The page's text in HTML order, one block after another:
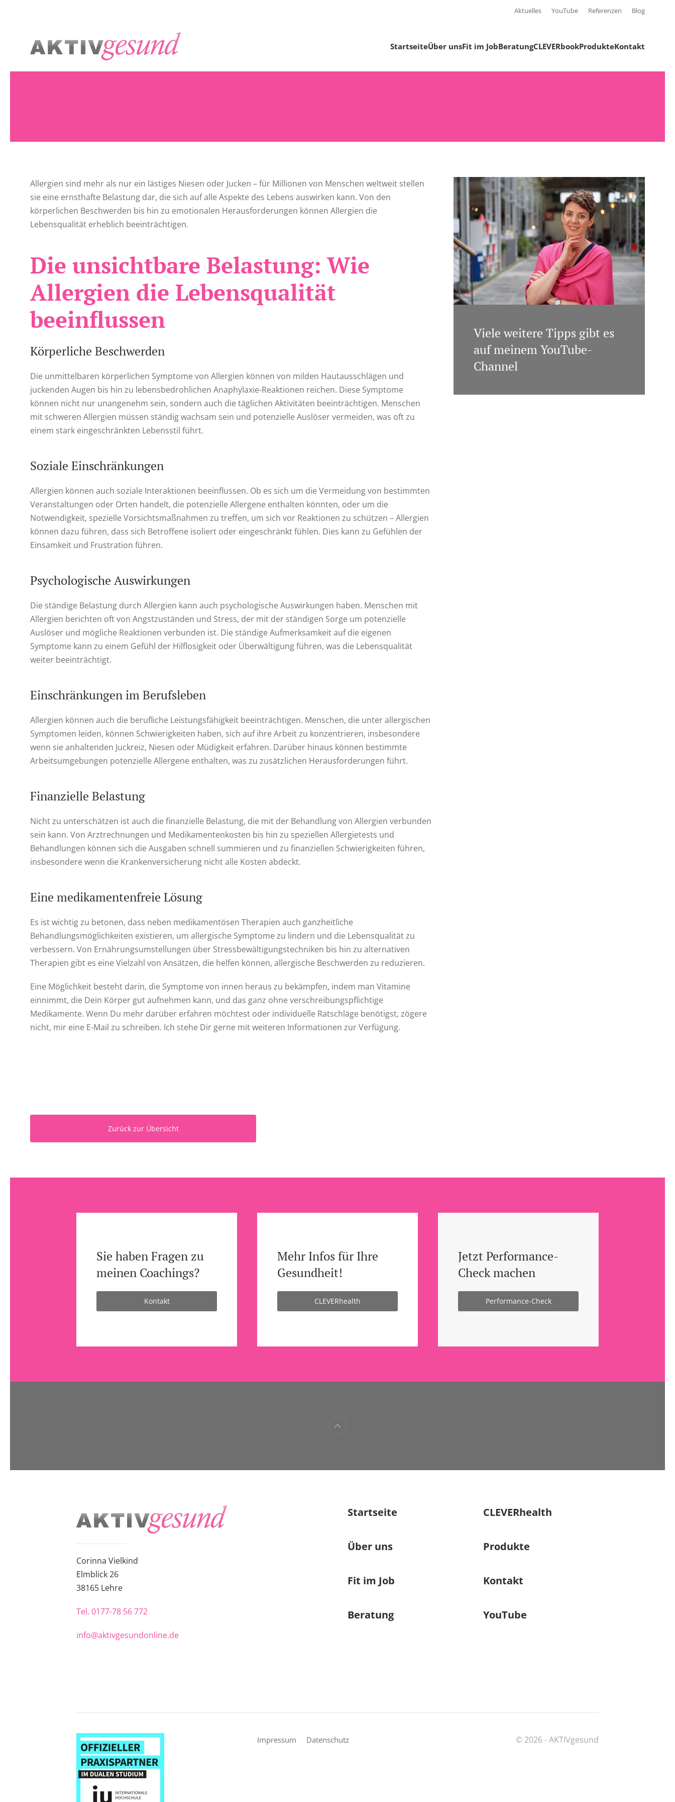
Aktuelles YouTube Referenzen Blog
StartseiteÜber unsFit im JobBeratungCLEVERbookProdukteKontakt
Allergien sind mehr als nur ein lästiges Niesen oder Jucken – für Millionen von Menschen weltweit stellen
sie eine ernsthafte Belastung dar, die sich auf alle Aspekte des Lebens auswirken kann. Von den
körperlichen Beschwerden bis hin zu emotionalen Herausforderungen können Allergien die
Lebensqualität erheblich beeinträchtigen.
Die unsichtbare Belastung: Wie
Allergien die Lebensqualität
beeinflussen
Körperliche Beschwerden
Die unmittelbaren körperlichen Symptome von Allergien können von milden Hautausschlägen und
juckenden Augen bis hin zu lebensbedrohlichen Anaphylaxie-Reaktionen reichen. Diese Symptome
können nicht nur unangenehm sein, sondern auch die täglichen Aktivitäten beeinträchtigen. Menschen
mit schweren Allergien müssen ständig wachsam sein und potenzielle Auslöser vermeiden, was oft zu
einem stark eingeschränkten Lebensstil führt.
Soziale Einschränkungen
Allergien können auch soziale Interaktionen beeinflussen. Ob es sich um die Vermeidung von bestimmten
Veranstaltungen oder Orten handelt, die potenzielle Allergene enthalten könnten, oder um die
Notwendigkeit, spezielle Vorsichtsmaßnahmen zu treffen, um sich vor Reaktionen zu schützen – Allergien
können dazu führen, dass sich Betroffene isoliert oder eingeschränkt fühlen. Dies kann zu Gefühlen der
Einsamkeit und Frustration führen.
Psychologische Auswirkungen
Die ständige Belastung durch Allergien kann auch psychologische Auswirkungen haben. Menschen mit
Allergien berichten oft von Angstzuständen und Stress, der mit der ständigen Sorge um potenzielle
Auslöser und mögliche Reaktionen verbunden ist. Die ständige Aufmerksamkeit auf die eigenen
Symptome kann zu einem Gefühl der Hilflosigkeit oder Überwältigung führen, was die Lebensqualität
weiter beeinträchtigt.
Einschränkungen im Berufsleben
Allergien können auch die berufliche Leistungsfähigkeit beeinträchtigen. Menschen, die unter allergischen
Symptomen leiden, können Schwierigkeiten haben, sich auf ihre Arbeit zu konzentrieren, insbesondere
wenn sie anhaltenden Juckreiz, Niesen oder Müdigkeit erfahren. Darüber hinaus können bestimmte
Arbeitsumgebungen potenzielle Allergene enthalten, was zu zusätzlichen Herausforderungen führt.
Finanzielle Belastung
Nicht zu unterschätzen ist auch die finanzielle Belastung, die mit der Behandlung von Allergien verbunden
sein kann. Von Arztrechnungen und Medikamentenkosten bis hin zu speziellen Allergietests und
Behandlungen können sich die Ausgaben schnell summieren und zu finanziellen Schwierigkeiten führen,
insbesondere wenn die Krankenversicherung nicht alle Kosten abdeckt.
Eine medikamentenfreie Lösung
Es ist wichtig zu betonen, dass neben medikamentösen Therapien auch ganzheitliche
Behandlungsmöglichkeiten existieren, um allergische Symptome zu lindern und die Lebensqualität zu
verbessern. Von Ernährungsumstellungen über Stressbewältigungstechniken bis hin zu alternativen
Therapien gibt es eine Vielzahl von Ansätzen, die helfen können, allergische Beschwerden zu reduzieren.
Eine Möglichkeit besteht darin, die Symptome von innen heraus zu bekämpfen, indem man Vitamine
einnimmt, die Dein Körper gut aufnehmen kann, und das ganz ohne verschreibungspflichtige
Medikamente. Wenn Du mehr darüber erfahren möchtest oder individuelle Ratschläge benötigst, zögere
nicht, mir eine E-Mail zu schreiben. Ich stehe Dir gerne mit weiteren Informationen zur Verfügung.
Viele weitere Tipps gibt es
auf meinem YouTube-
Channel
Zurück zur Übersicht
Sie haben Fragen zu
meinen Coachings?
Kontakt
Mehr Infos für Ihre
Gesundheit!
CLEVERhealth
Jetzt Performance-
Check machen
Performance-Check
Corinna Vielkind
Elmblick 26
38165 Lehre
Tel. 0177-78 56 772
info@aktivgesundonline.de
Startseite
Über uns
Fit im Job
Beratung
CLEVERhealth
Produkte
Kontakt
YouTube
Impressum Datenschutz © 2026 -AKTIVgesund